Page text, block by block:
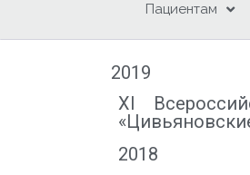
Пациентам
2019
XI
2018